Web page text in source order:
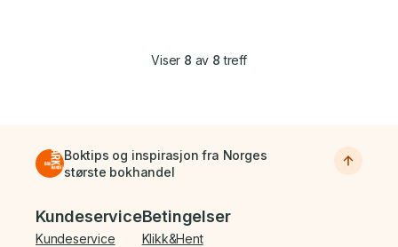
Viser 8 av 8 treff
Boktips og inspirasjon fra Norges
største bokhandel
Bunnmeny
Kundeservice
Kundeservice
Betingelser
Klikk&Hent